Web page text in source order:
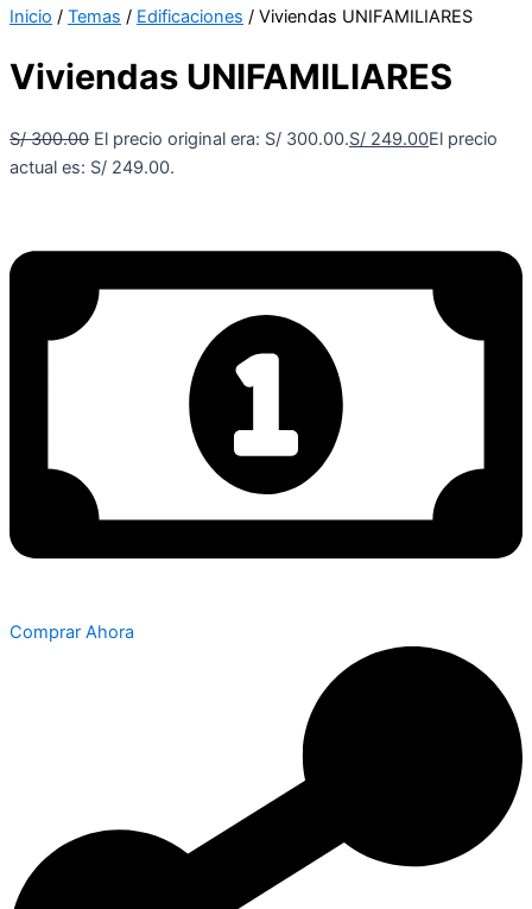
Inicio / Temas / Edificaciones / Viviendas UNIFAMILIARES
Viviendas UNIFAMILIARES
S/300.00 El precio original era: S/ 300.00.S/ 249.00El precio
actual es: S/ 249.00.
Comprar Ahora